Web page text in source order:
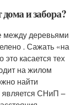
и забора?
между деревьями
. Сажать «на
касается тех
на жилом
найти
СНиП –